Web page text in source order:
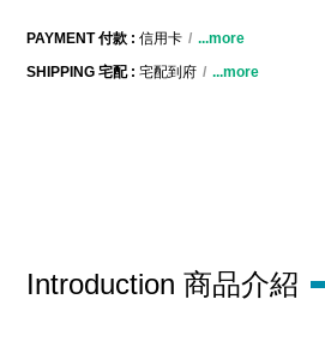
PAYMENT 付款 :信用卡
...more
SHIPPING 宅配 :宅配到府 ...more
Introduction 商品介紹